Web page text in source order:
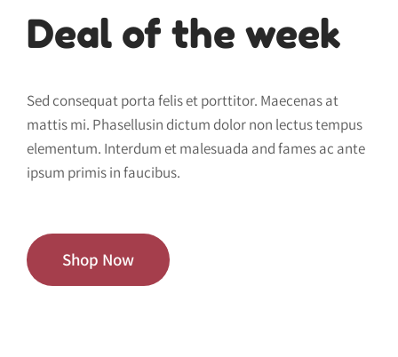
Deal of the week
Sed consequat porta felis et porttitor. Maecenas at
mattis mi. Phasellusin dictum dolor non lectus tempus
elementum. Interdum et malesuada and fames ac ante
ipsum primis in faucibus.
Shop Now